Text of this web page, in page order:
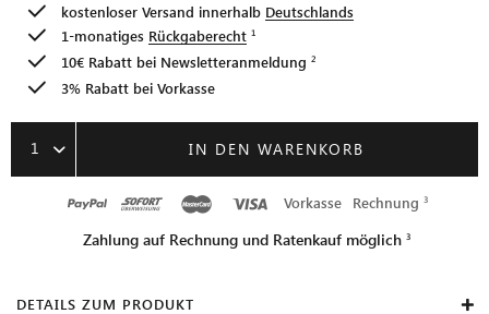
kostenloser Versand innerhalb Deutschlands
1-monatiges Rückgaberecht
10€ Rabatt bei Newsletteranmeldung
3% Rabatt bei Vorkasse
1 IN DEN WARENKORB
Vorkasse Rechnung
Zahlung auf Rechnung und Ratenkauf möglich
DETAILS ZUM PRODUKT